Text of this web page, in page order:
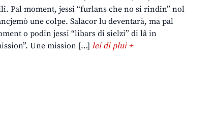
Pal moment, jessi “furlans che no si rindin” nol
une colpe. Salacor lu deventarà, ma pal
o podin jessi “libars di sielzi” di lâ in
Une mission […]lei di plui +